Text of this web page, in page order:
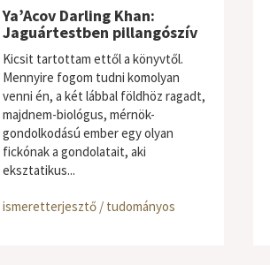
Ya’Acov Darling Khan:
Jaguártestben pillangószív
Kicsit tartottam ettől a könyvtől.
Mennyire fogom tudni komolyan
venni én, a két lábbal földhöz ragadt,
majdnem-biológus, mérnök-
gondolkodású ember egy olyan
fickónak a gondolatait, aki
eksztatikus...
ismeretterjesztő / tudományos